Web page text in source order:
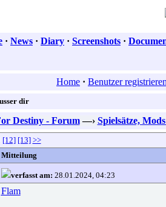
· News · Diary · Screenshots ·
Home · Benutzer
dir
Destiny - Forum —› Spielsätze,
[12] [13] >>
Mitteilung
verfasst am: 28.01.2024, 04:23
Flam